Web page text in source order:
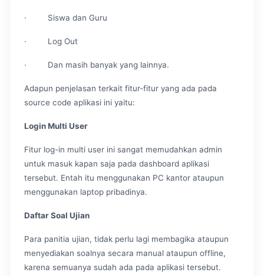
· Siswa dan Guru
· Log Out
· Dan masih banyak yang lainnya.
Adapun penjelasan terkait fitur-fitur yang ada pada
source code aplikasi ini yaitu:
Login Multi User
Fitur log-in multi user ini sangat memudahkan admin
untuk masuk kapan saja pada dashboard aplikasi
tersebut. Entah itu menggunakan PC kantor ataupun
menggunakan laptop pribadinya.
Daftar Soal Ujian
Para panitia ujian, tidak perlu lagi membagika ataupun
menyediakan soalnya secara manual ataupun offline,
karena semuanya sudah ada pada aplikasi tersebut.